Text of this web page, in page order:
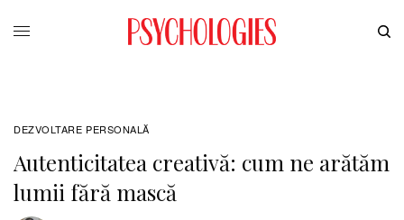
DEZVOLTARE PERSONALĂ
Autenticitatea creativă: cum ne arătăm
lumii fără mască